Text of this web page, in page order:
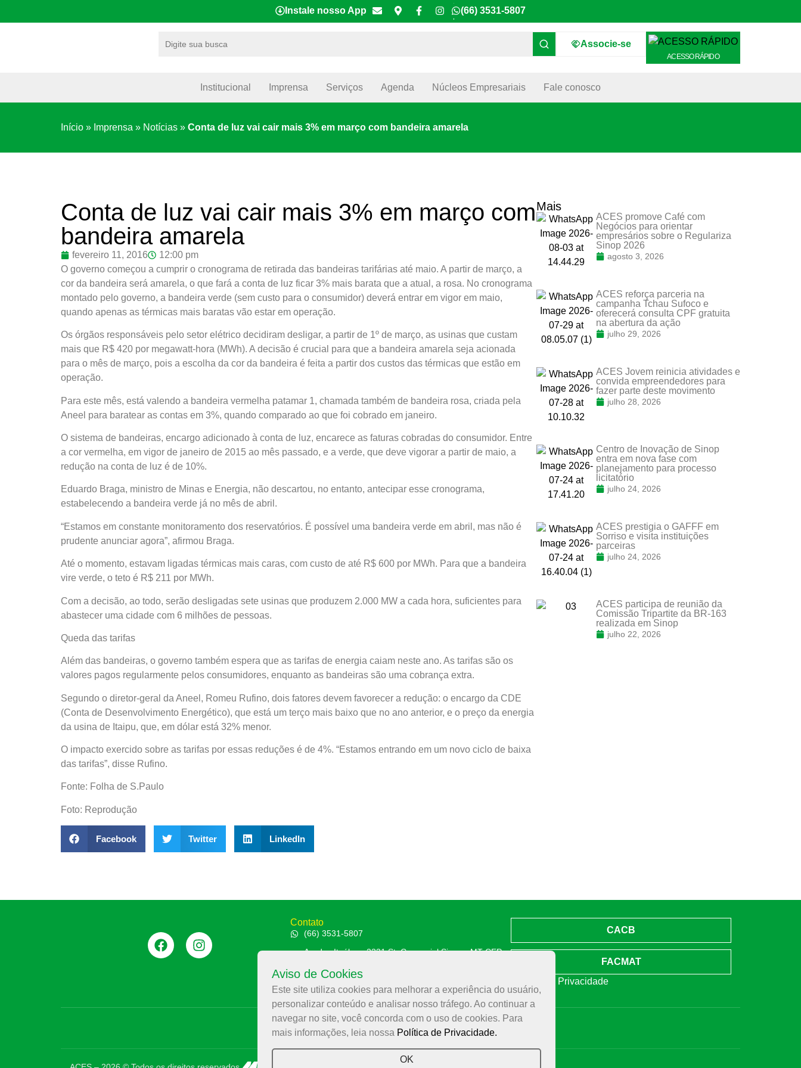
Instale nosso App (66) 3531-5807
Associe-se
ACESSO RÁPIDO
Institucional Imprensa Serviços Agenda Núcleos Empresariais Fale conosco
Início » Imprensa » Notícias » Conta de luz vai cair mais 3% em março com bandeira amarela
Conta de luz vai cair mais 3% em março com
bandeira amarela
fevereiro 11, 2016
12:00 pm
O governo começou a cumprir o cronograma de retirada das bandeiras tarifárias até maio. A partir de março, a
cor da bandeira será amarela, o que fará a conta de luz ficar 3% mais barata que a atual, a rosa. No cronograma
montado pelo governo, a bandeira verde (sem custo para o consumidor) deverá entrar em vigor em maio,
quando apenas as térmicas mais baratas vão estar em operação.
Os órgãos responsáveis pelo setor elétrico decidiram desligar, a partir de 1º de março, as usinas que custam
mais que R$ 420 por megawatt-hora (MWh). A decisão é crucial para que a bandeira amarela seja acionada
para o mês de março, pois a escolha da cor da bandeira é feita a partir dos custos das térmicas que estão em
operação.
Para este mês, está valendo a bandeira vermelha patamar 1, chamada também de bandeira rosa, criada pela
Aneel para baratear as contas em 3%, quando comparado ao que foi cobrado em janeiro.
O sistema de bandeiras, encargo adicionado à conta de luz, encarece as faturas cobradas do consumidor. Entre
a cor vermelha, em vigor de janeiro de 2015 ao mês passado, e a verde, que deve vigorar a partir de maio, a
redução na conta de luz é de 10%.
Eduardo Braga, ministro de Minas e Energia, não descartou, no entanto, antecipar esse cronograma,
estabelecendo a bandeira verde já no mês de abril.
“Estamos em constante monitoramento dos reservatórios. É possível uma bandeira verde em abril, mas não é
prudente anunciar agora”, afirmou Braga.
Até o momento, estavam ligadas térmicas mais caras, com custo de até R$ 600 por MWh. Para que a bandeira
vire verde, o teto é R$ 211 por MWh.
Com a decisão, ao todo, serão desligadas sete usinas que produzem 2.000 MW a cada hora, suficientes para
abastecer uma cidade com 6 milhões de pessoas.
Queda das tarifas
Além das bandeiras, o governo também espera que as tarifas de energia caiam neste ano. As tarifas são os
valores pagos regularmente pelos consumidores, enquanto as bandeiras são uma cobrança extra.
Segundo o diretor-geral da Aneel, Romeu Rufino, dois fatores devem favorecer a redução: o encargo da CDE
(Conta de Desenvolvimento Energético), que está um terço mais baixo que no ano anterior, e o preço da energia
da usina de Itaipu, que, em dólar está 32% menor.
O impacto exercido sobre as tarifas por essas reduções é de 4%. “Estamos entrando em um novo ciclo de baixa
das tarifas”, disse Rufino.
Fonte: Folha de S.Paulo
Foto: Reprodução
Facebook Twitter LinkedIn
Mais
ACES promove Café com
Negócios para orientar
empresários sobre o Regulariza
Sinop 2026
agosto 3, 2026
ACES reforça parceria na
campanha Tchau Sufoco e
oferecerá consulta CPF gratuita
na abertura da ação
julho 29, 2026
ACES Jovem reinicia atividades e
convida empreendedores para
fazer parte deste movimento
julho 28, 2026
Centro de Inovação de Sinop
entra em nova fase com
planejamento para processo
licitatório
julho 24, 2026
ACES prestigia o GAFFF em
Sorriso e visita instituições
parceiras
julho 24, 2026
ACES participa de reunião da
Comissão Tripartite da BR-163
realizada em Sinop
julho 22, 2026
Contato
(66) 3531-5807
Av. das Itaúbas, 2331 St. Comercial Sinop - MT CEP:
CACB
FACMAT
Política de Privacidade
Associação Comercial e Empresarial de Sinop – ACES
Aviso de Cookies
Este site utiliza cookies para melhorar a experiência do usuário,
personalizar conteúdo e analisar nosso tráfego. Ao continuar a
navegar no site, você concorda com o uso de cookies. Para
mais informações, leia nossa Política de Privacidade.
OK